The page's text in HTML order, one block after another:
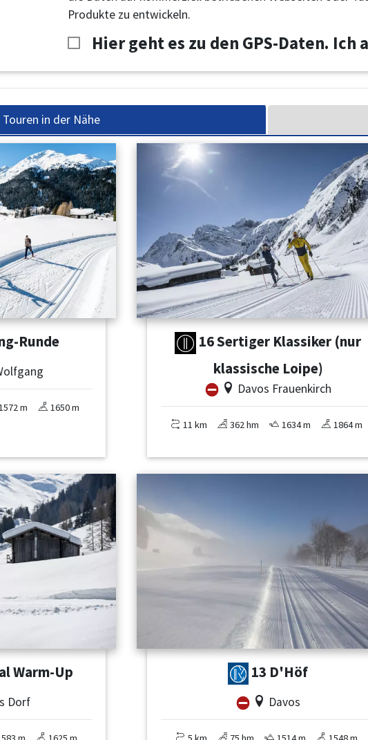
Produkte zu entwickeln.
Hier geht es zu den GPS-Daten.
Touren in der Nähe
Runde
m 1650 m
16 Sertiger Klassiker (nur
klassische Loipe)
Davos Frauenkirch
11 km 362 hm 1634 m 1864 m
Warm-Up
Dorf
13 D'Höf
Davos